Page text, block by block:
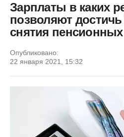
Зарплаты в каких
позволяют
снятия пенсионных
Опубликовано:
22 января 2021, 15:32